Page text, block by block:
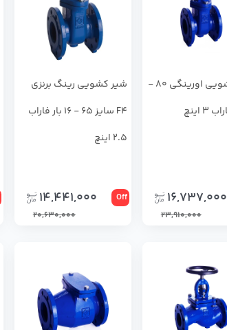
شير كشويي اورينگي 80 -
16,737,000
23,910,000
شير كشويي رينگ برنزي
F4 سايز 65 - 16 بار فاراب
2.5 اینچ
Off
14,441,000
20,630,000